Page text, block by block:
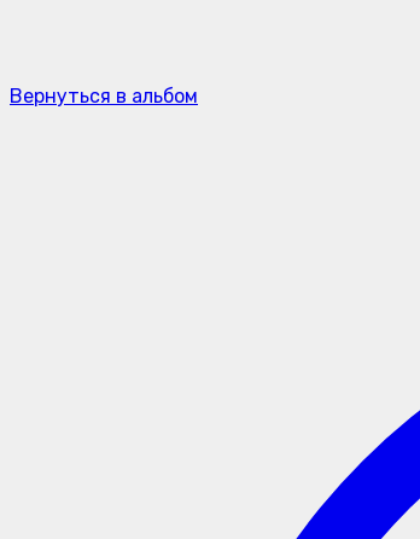
Вернуться в альбом